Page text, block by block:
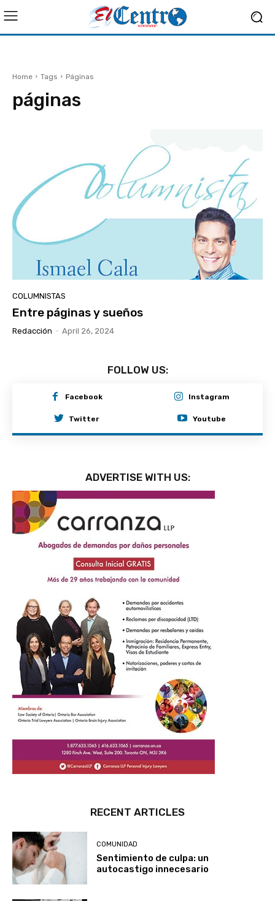
Home Tags Páginas
páginas
COLUMNISTAS
Entre páginas y sueños
Redacción - April 26, 2024
FOLLOW US:
Facebook Instagram
Twitter Youtube
ADVERTISE WITH US:
RECENT ARTICLES
COMUNIDAD
Sentimiento de culpa: un
autocastigo innecesario